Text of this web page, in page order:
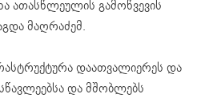
ათასწლეულის გამოწვევის
მაღრაძემ.
დაათვალიერეს და
და მშობლებს